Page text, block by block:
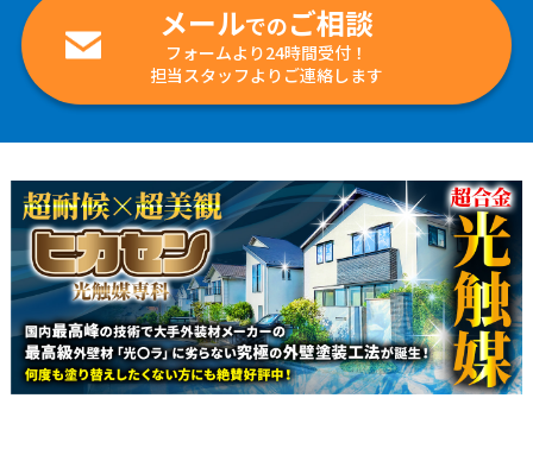
メールでのご相談
フォームより24時間受付！
担当スタッフよりご連絡します